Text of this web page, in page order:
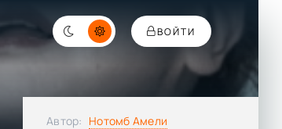
ВОЙТИ
Автор: Нотомб Амели